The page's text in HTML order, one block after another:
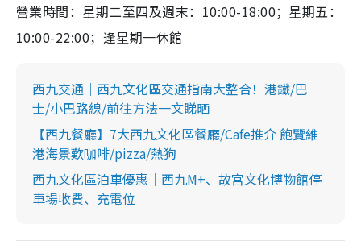
營業時間：星期二至四及週末：10:00-18:00；星期五：
10:00-22:00；逢星期一休館
西九交通｜西九文化區交通指南大整合！港鐵/巴
士/小巴路線/前往方法一文睇晒
【西九餐廳】7大西九文化區餐廳/Cafe推介 飽覽維
港海景歎咖啡/pizza/熱狗
西九文化區泊車優惠｜西九M+、故宮文化博物館停
車場收費、充電位